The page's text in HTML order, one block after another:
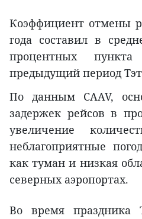
Коэффициент отмены
года составил в
процентных
предыдущий период
По данным CAAV,
задержек рейсов в
увеличение
неблагоприятные
как туман и низкая
северных аэропортах.
Во время